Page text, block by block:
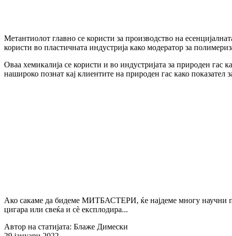
Метантиолот главно се користи за производство на
користи во пластичната индустрија како модератор за
Оваа хемикалија се користи и во индустријата за природен гас
нашироко познат кај клиентите на природен гас како
Ако сакаме да бидеме МИТБАСТЕРИ, ќе најдеме многу научни
цигара или свеќа и сè експлодира...
Автор на статијата: Блаже Димески